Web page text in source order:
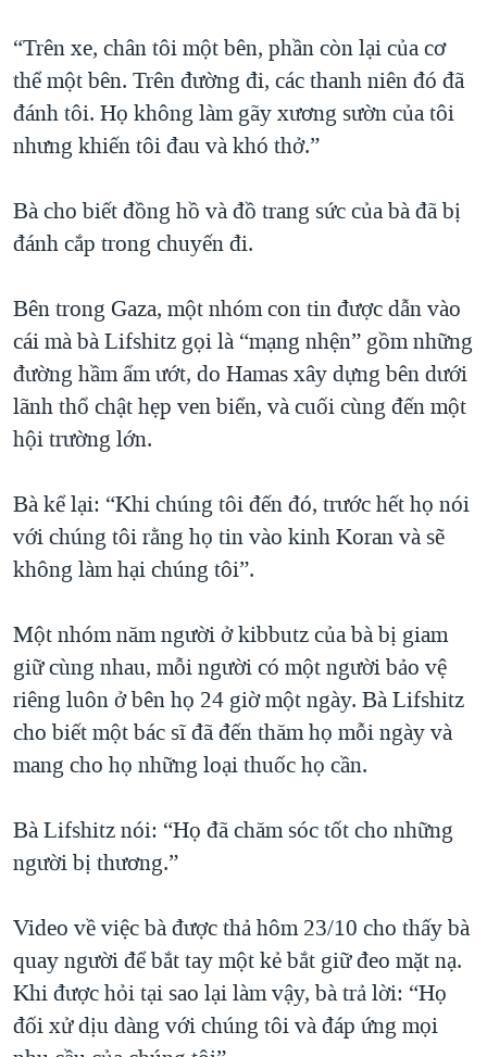
“Trên xe, chân tôi một bên, phần còn lại của cơ
thể một bên. Trên đường đi, các thanh niên đó đã
đánh tôi. Họ không làm gãy xương sườn của tôi
nhưng khiến tôi đau và khó thở.”
Bà cho biết đồng hồ và đồ trang sức của bà đã bị
đánh cắp trong chuyến đi.
Bên trong Gaza, một nhóm con tin được dẫn vào
cái mà bà Lifshitz gọi là “mạng nhện” gồm những
đường hầm ẩm ướt, do Hamas xây dựng bên dưới
lãnh thổ chật hẹp ven biển, và cuối cùng đến một
hội trường lớn.
Bà kể lại: “Khi chúng tôi đến đó, trước hết họ nói
với chúng tôi rằng họ tin vào kinh Koran và sẽ
không làm hại chúng tôi”.
Một nhóm năm người ở kibbutz của bà bị giam
giữ cùng nhau, mỗi người có một người bảo vệ
riêng luôn ở bên họ 24 giờ một ngày. Bà Lifshitz
cho biết một bác sĩ đã đến thăm họ mỗi ngày và
mang cho họ những loại thuốc họ cần.
Bà Lifshitz nói: “Họ đã chăm sóc tốt cho những
người bị thương.”
Video về việc bà được thả hôm 23/10 cho thấy bà
quay người để bắt tay một kẻ bắt giữ đeo mặt nạ.
Khi được hỏi tại sao lại làm vậy, bà trả lời: “Họ
đối xử dịu dàng với chúng tôi và đáp ứng mọi